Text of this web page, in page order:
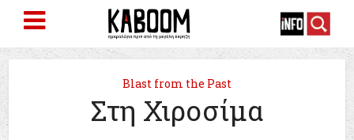
Blast from the Past
Στη Χιροσίμα